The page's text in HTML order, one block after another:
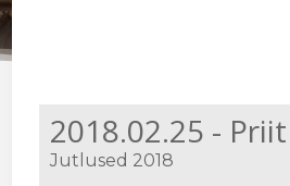
2018.02.25 -
Jutlused 2018